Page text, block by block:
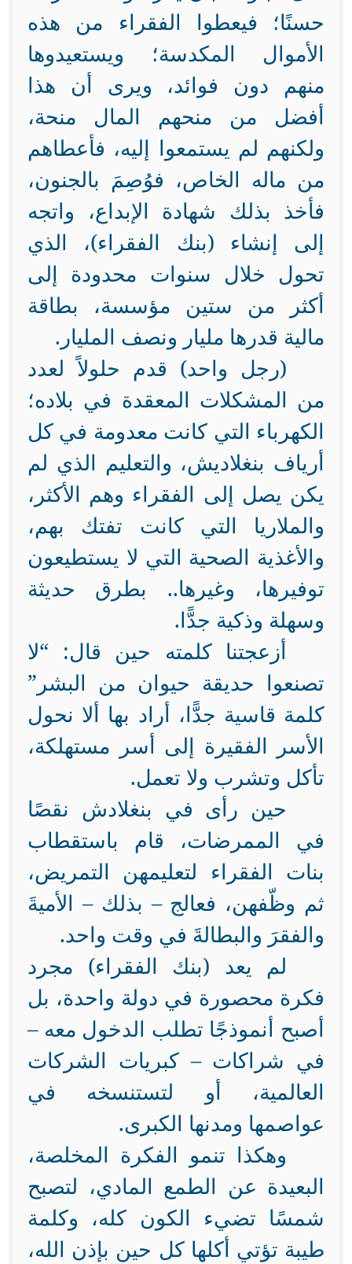
حسنًا؛ فيعطوا الفقراء من هذه
الأموال المكدسة؛ ويستعيدوها
منهم دون فوائد، ويرى أن هذا
أفضل من منحهم المال منحة،
ولكنهم لم يستمعوا إليه، فأعطاهم
من ماله الخاص، فوُصِمَ بالجنون،
فأخذ بذلك شهادة الإبداع، واتجه
إلى إنشاء (بنك الفقراء)، الذي
تحول خلال سنوات محدودة إلى
أكثر من ستين مؤسسة، بطاقة
مالية قدرها مليار ونصف المليار.
(رجل واحد) قدم حلولاً لعدد
من المشكلات المعقدة في بلاده؛
الكهرباء التي كانت معدومة في كل
أرياف بنغلاديش، والتعليم الذي لم
يكن يصل إلى الفقراء وهم الأكثر،
والملاريا التي كانت تفتك بهم،
والأغذية الصحية التي لا يستطيعون
توفيرها، وغيرها.. بطرق حديثة
وسهلة وذكية جدًّا.
أزعجتنا كلمته حين قال: “لا
تصنعوا حديقة حيوان من البشر”
كلمة قاسية جدًّا، أراد بها ألا نحول
الأسر الفقيرة إلى أسر مستهلكة،
تأكل وتشرب ولا تعمل.
حين رأى في بنغلادش نقصًا
في الممرضات، قام باستقطاب
بنات الفقراء لتعليمهن التمريض،
ثم وظّفهن، فعالج – بذلك – الأميةَ
والفقرَ والبطالةَ في وقت واحد.
لم يعد (بنك الفقراء) مجرد
فكرة محصورة في دولة واحدة، بل
أصبح أنموذجًا تطلب الدخول معه –
في شراكات – كبريات الشركات
العالمية، أو لتستنسخه في
عواصمها ومدنها الكبرى.
وهكذا تنمو الفكرة المخلصة،
البعيدة عن الطمع المادي، لتصبح
شمسًا تضيء الكون كله، وكلمة
طيبة تؤتي أكلها كل حين بإذن الله،